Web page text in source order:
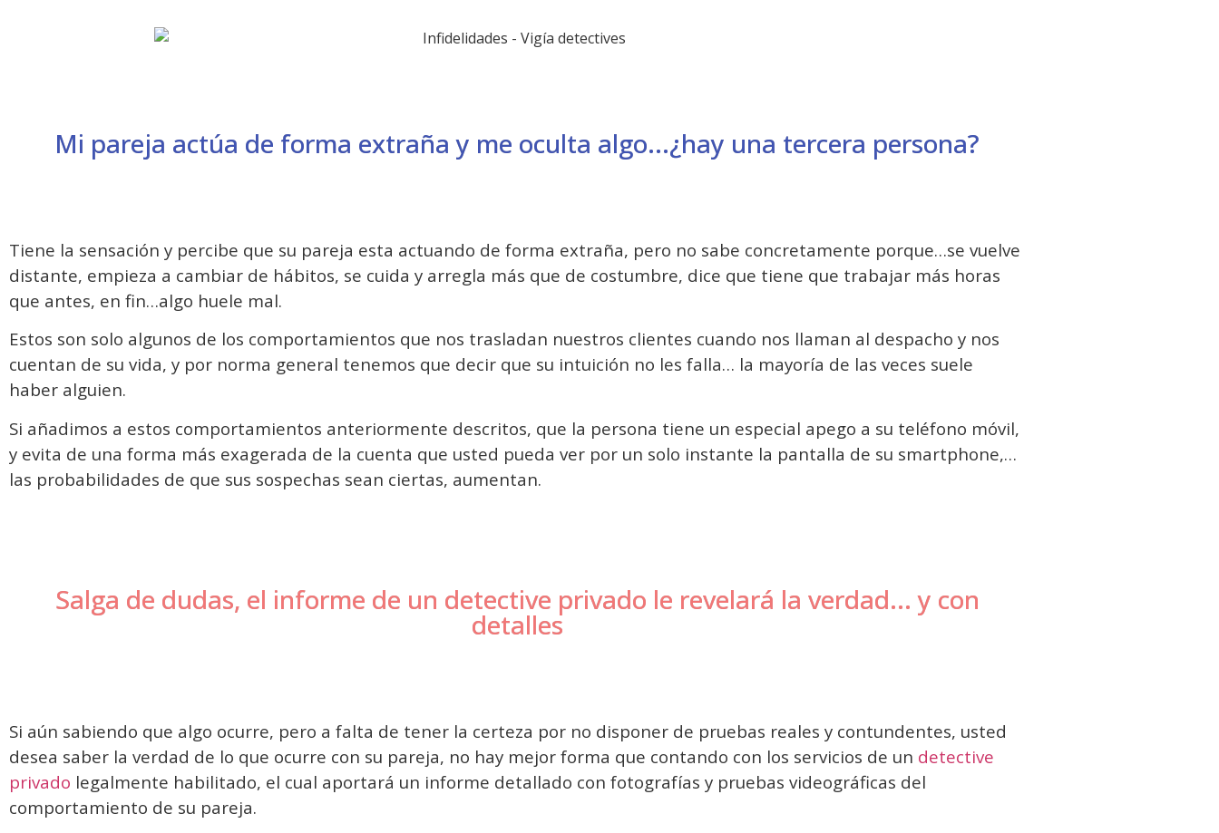
Mi pareja actúa de forma extraña y me oculta algo...¿hay una tercera persona?
Tiene la sensación y percibe que su pareja esta actuando de forma extraña, pero no sabe concretamente porque…se vuelve
distante, empieza a cambiar de hábitos, se cuida y arregla más que de costumbre, dice que tiene que trabajar más horas
que antes, en fin…algo huele mal.
Estos son solo algunos de los comportamientos que nos trasladan nuestros clientes cuando nos llaman al despacho y nos
cuentan de su vida, y por norma general tenemos que decir que su intuición no les falla… la mayoría de las veces suele
haber alguien.
Si añadimos a estos comportamientos anteriormente descritos, que la persona tiene un especial apego a su teléfono móvil,
y evita de una forma más exagerada de la cuenta que usted pueda ver por un solo instante la pantalla de su smartphone,…
las probabilidades de que sus sospechas sean ciertas, aumentan.
Salga de dudas, el informe de un detective privado le revelará la verdad... y con
detalles
Si aún sabiendo que algo ocurre, pero a falta de tener la certeza por no disponer de pruebas reales y contundentes, usted
desea saber la verdad de lo que ocurre con su pareja, no hay mejor forma que contando con los servicios de un detective
privado legalmente habilitado, el cual aportará un informe detallado con fotografías y pruebas videográficas del
comportamiento de su pareja.